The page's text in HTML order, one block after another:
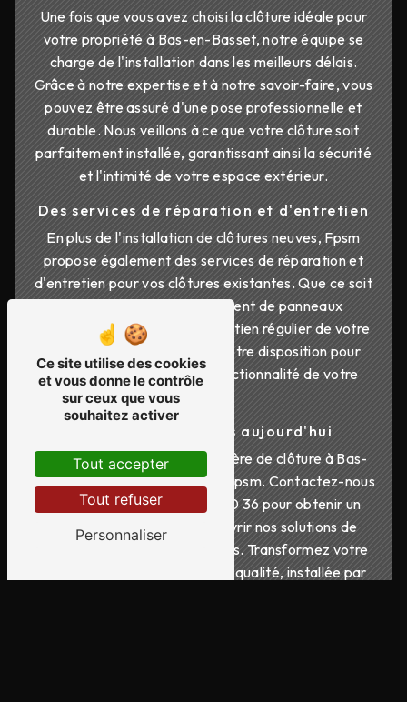
Une fois que vous avez choisi la clôture idéale pour
votre propriété à Bas-en-Basset, notre équipe se
charge de l'installation dans les meilleurs délais.
Grâce à notre expertise et à notre savoir-faire, vous
pouvez être assuré d'une pose professionnelle et
durable. Nous veillons à ce que votre clôture soit
parfaitement installée, garantissant ainsi la sécurité
et l'intimité de votre espace extérieur.
Des services de réparation et d'entretien
En plus de l'installation de clôtures neuves, Fpsm
propose également des services de réparation et
d'entretien pour vos clôtures existantes. Que ce soit
pour un simple remplacement de panneaux
endommagés ou pour un entretien régulier de votre
clôture, notre équipe est à votre disposition pour
assurer la longévité et la fonctionnalité de votre
clôture.
Contactez-nous dès aujourd'hui
Pour tous vos besoins en matière de clôture à Bas-
en-Basset, faites confiance à Fpsm. Contactez-nous
dès aujourd'hui au 09 71 57 10 36 pour obtenir un
devis personnalisé et découvrir nos solutions de
clôture adaptées à vos besoins. Transformez votre
propriété avec une clôture de qualité, installée par
Ce site utilise des cookies
et vous donne le contrôle
sur ceux que vous
souhaitez activer
Tout accepter
Tout refuser
Personnaliser